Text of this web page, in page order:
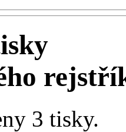
3 tisky.